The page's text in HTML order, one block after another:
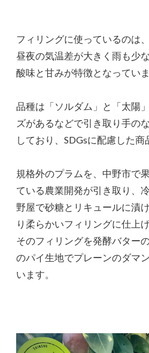
フィリングに使っているのは
昼夜の気温差が大きく雨も少
酸味と甘みが特徴となっていま
品種は「ソルダム」と「太陽
ズがあるなどで引き取り手の
しており、SDGsに配慮した商
規格外のプラムを、中野市で
ている農業開発が引き取り、
野屋で砂糖とリキュールに漬
り柔らかいフィリングに仕上げ
そのフィリングを発酵バター
のパイ生地でプレーンのダマ
います。